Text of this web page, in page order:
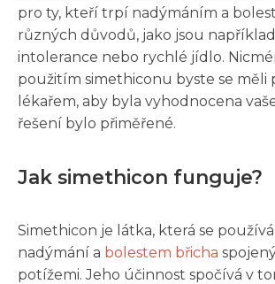
pro ty, kteří trpí nadýmáním a
různých důvodů, jako jsou
intolerance nebo rychlé jídlo.
použitím simethiconu byste se měli
lékařem, aby byla vyhodnocena
řešení bylo přiměřené.
Jak simethicon funguje?
Simethicon je látka, která se
nadýmání a bolestem břicha
potížemi. Jeho účinnost spočívá v